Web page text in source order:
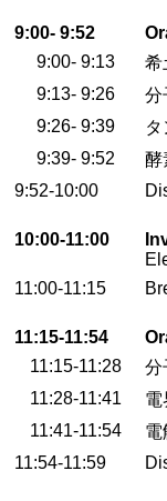
9:00- 9:52
9:00- 9:13
希
9:13- 9:26
分
9:26- 9:39
9:39- 9:52
酵
9:52-10:00
10:00-11:00
11:00-11:15
11:15-11:54
11:15-11:28
分
11:28-11:41
電
11:41-11:54
電
11:54-11:59